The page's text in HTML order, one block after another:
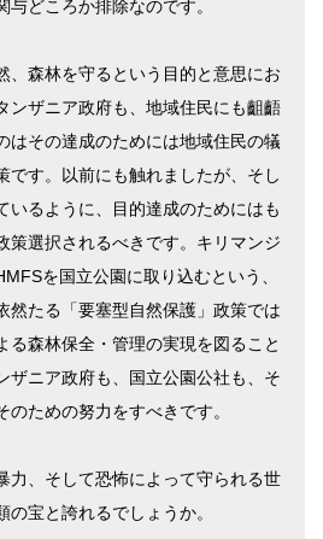
どころか排除なのです。
、森林を守るという目的と意思にお
ンザニア政府も、地域住民にも齟齬
はその達成のためには地域住民の犠
です。以前にも触れましたが、そし
いるように、目的達成のためにはも
策選択されるべきです。キリマンジ
を国立公園に取り込むという、
然たる「要塞型自然保護」政策では
る森林保全・管理の実現を図ること
ザニア政府も、国立公園公社も、そ
ための努力をすべきです。
力、そして恐怖によって守られる世
宝と誇れるでしょうか。